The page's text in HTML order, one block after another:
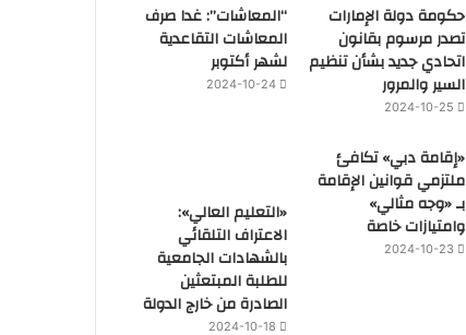
حكومة دولة الإمارات
تصدر مرسوم بقانون
اتحادي جديد بشأن تنظيم
السير والمرور
2024-10-25
“المعاشات”: غدا صرف
المعاشات التقاعدية
لشهر أكتوبر
2024-10-24
«إقامة دبي» تكافئ
ملتزمي قوانين الإقامة
بـ «وجه مثالي»
وامتيازات خاصة
2024-10-23
«التعليم العالي»:
الاعتراف التلقائي
بالشهادات الجامعية
للطلبة المبتعثين
الصادرة من خارج الدولة
2024-10-18